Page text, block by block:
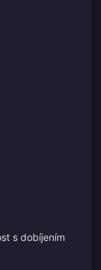
s dobíjením